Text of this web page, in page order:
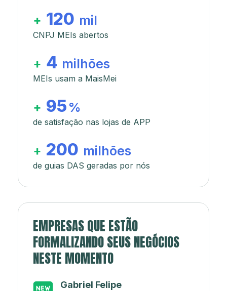
+ 120 mil
CNPJ MEIs abertos
+ 4 milhões
MEIs usam a MaisMei
+ 95 %
de satisfação nas lojas de APP
+ 200 milhões
de guias DAS geradas por nós
EMPRESAS QUE ESTÃO
FORMALIZANDO SEUS NEGÓCIOS
NESTE MOMENTO
Japa’s açaí e sorveteria